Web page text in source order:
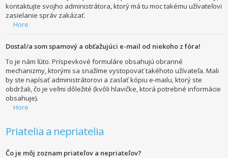
kontaktujte svojho administrátora, ktorý má tu moc takému užívateľovi
zasielanie správ zakázať.
Hore
Dostal/a som spamový a obťažujúci e-mail od niekoho z fóra!
To je nám ľúto. Príspevkové formuláre obsahujú obranné
mechanizmy, ktorými sa snažíme vystopovať takéhoto užívateľa. Mali
by ste napísať administrátorovi a zaslať kópiu e-mailu, ktorý ste
obdržali, čo je veľmi dôležité (kvôli hlavičke, ktorá potrebné informácie
obsahuje).
Hore
Priatelia a nepriatelia
Čo je môj zoznam priateľov a nepriateľov?